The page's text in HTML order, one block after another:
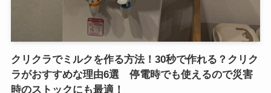
クリクラでミルクを作る方法！30秒で作れる？クリク
ラがおすすめな理由6選 停電時でも使えるので災害
時のストックにも最適！